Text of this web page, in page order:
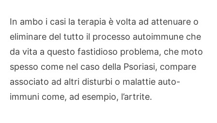
In ambo i casi la terapia è volta ad attenuare o
eliminare del tutto il processo autoimmune che
da vita a questo fastidioso problema, che moto
spesso come nel caso della Psoriasi, compare
associato ad altri disturbi o malattie auto-
immuni come, ad esempio, l’artrite.